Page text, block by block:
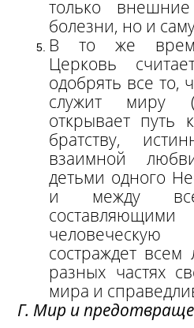
только
болезни, но и
В то же время
Церковь
одобрять все то,
служит миру
открывает путь
братству,
взаимной
детьми одного
и между
состраждет
разных частях
мира и
Г. Мир и